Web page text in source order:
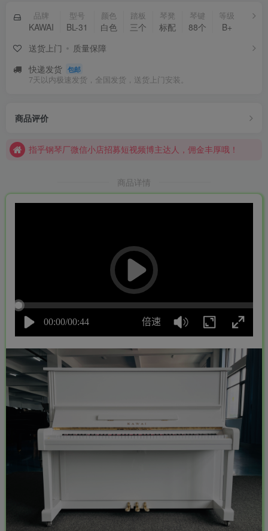
widgets-
品牌
KAWAI
型号
BL-31
颜色
白色
踏板
三个
琴凳
标配
琴键
88个
等级
B+
送货上门
质量保障
快递发货 包邮
7天以内极速发货，全国发货，送货上门安装。
商品评价
指乎钢琴厂微信小店招募短视频博主达人，佣金丰厚哦！
商品详情